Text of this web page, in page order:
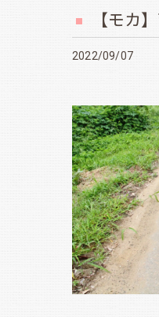
【モカ
2022/09/07